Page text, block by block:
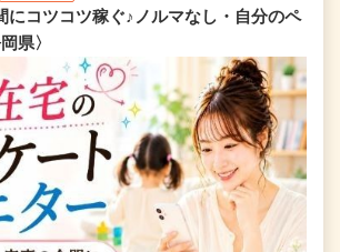
にコツコツ稼ぐ♪ノルマなし・自分のペ
県〉